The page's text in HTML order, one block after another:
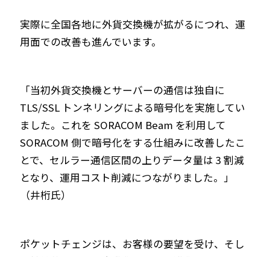
実際に全国各地に外貨交換機が拡がるにつれ、運
用面での改善も進んでいます。
「当初外貨交換機とサーバーの通信は独自に
TLS/SSL トンネリングによる暗号化を実施してい
ました。これを SORACOM Beam を利用して
SORACOM 側で暗号化をする仕組みに改善したこ
とで、セルラー通信区間の上りデータ量は 3 割減
となり、運用コスト削減につながりました。」
（井桁氏）
ポケットチェンジは、お客様の要望を受け、そし